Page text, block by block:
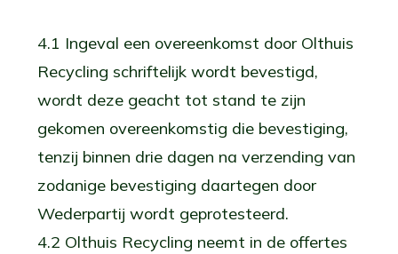
4.1 Ingeval een overeenkomst door Olthuis
Recycling schriftelijk wordt bevestigd,
wordt deze geacht tot stand te zijn
gekomen overeenkomstig die bevestiging,
tenzij binnen drie dagen na verzending van
zodanige bevestiging daartegen door
Wederpartij wordt geprotesteerd.
4.2 Olthuis Recycling neemt in de offertes